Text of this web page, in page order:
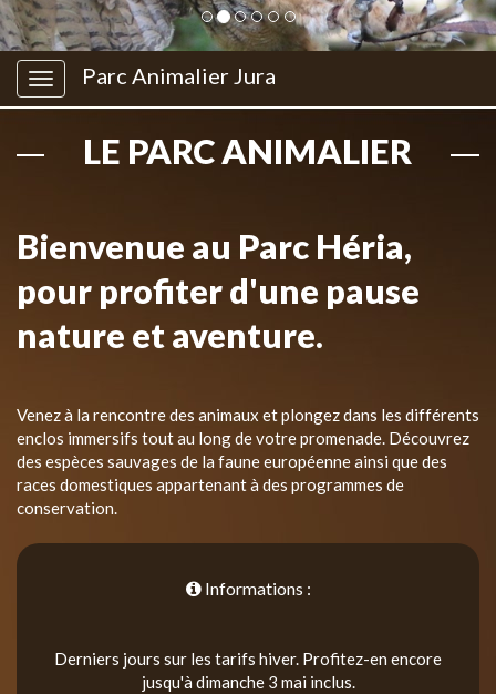
Parc Animalier Jura
LE PARC ANIMALIER
Bienvenue au Parc Héria,
pour profiter d'une pause
nature et aventure.
Venez à la rencontre des animaux et plongez dans les différents
enclos immersifs tout au long de votre promenade. Découvrez
des espèces sauvages de la faune européenne ainsi que des
races domestiques appartenant à des programmes de
conservation.
Informations :
Derniers jours sur les tarifs hiver. Profitez-en encore
jusqu'à dimanche 3 mai inclus.